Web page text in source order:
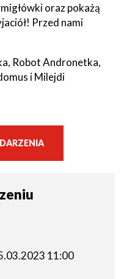
oraz pokażą
Przed nami
Robot Andronetka,
i Milejdi
11:00